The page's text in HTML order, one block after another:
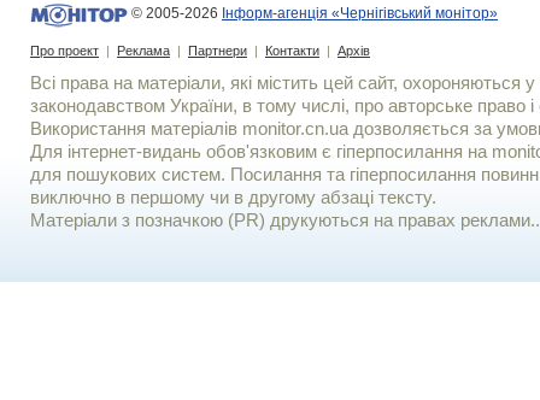
© 2005-2026 Інформ-агенція «Чернігівський монітор»
Про проект | Реклама | Партнери | Контакти | Архів
Всі права на матеріали, які містить цей сайт, охороняються у
законодавством України, в тому числі, про авторське право і
Використання матерiалiв monitor.cn.ua дозволяється за
Для iнтернет-видань обов'язковим є гiперпосилання на
для пошукових систем. Посилання та гіперпосилання
виключно в першому чи в другому абзаці тексту.
Матеріали з позначкою (PR) друкуються на правах реклами..